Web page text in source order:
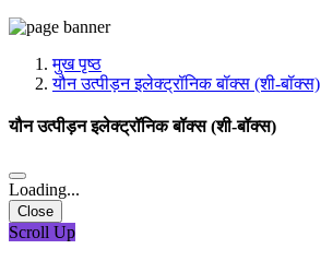
मुख पृष्ठ
यौन उत्पीड़न इलेक्ट्रॉनिक बॉक्स (शी-बॉक्स)
यौन उत्पीड़न इलेक्ट्रॉनिक बॉक्स (शी-बॉक्स)
Loading...
Close
Scroll Up